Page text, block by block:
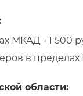
МКАД - 1 500
в
области: